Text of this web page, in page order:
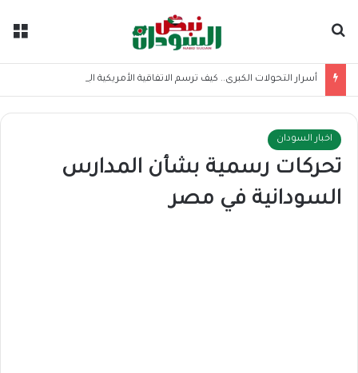
اخبار السودان
تحركات رسمية بشأن المدارس
السودانية في مصر